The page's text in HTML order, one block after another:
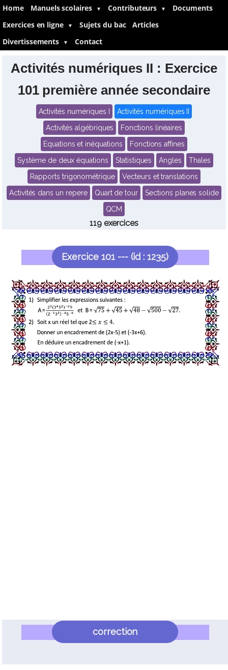
Home Manuels scolaires ▼ Contributeurs ▼
Documents
Exercices en ligne
▼ Sujets du bac
Articles
Divertissements
▼ Contact
Activités numériques II : Exercice
101 première année secondaire
Activités numériques I
Activités numériques II
Activités algébriques
Fonctions linéaires
Equations et inéquations
Fonctions affines
Système de deux équations
Statistiques Angles
Thales
Rapports trigonométrique
Vecteurs et translations
Activités dans un repere
Quart de tour
Sections planes solide
QCM
119 exercices
Exercice 101 --- (id : 1235)
correction